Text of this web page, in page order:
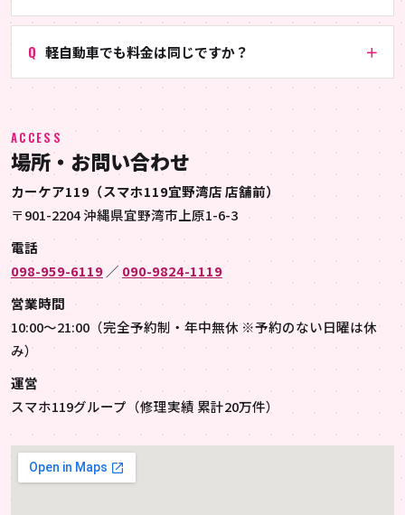
軽自動車でも料金は同じですか？
ACCESS
場所・お問い合わせ
カーケア119（スマホ119宜野湾店 店舗前）
〒901-2204 沖縄県宜野湾市上原1-6-3
電話
098-959-6119 ／ 090-9824-1119
営業時間
10:00〜21:00（完全予約制・年中無休 ※予約のない日曜は休
み）
運営
スマホ119グループ（修理実績 累計20万件）